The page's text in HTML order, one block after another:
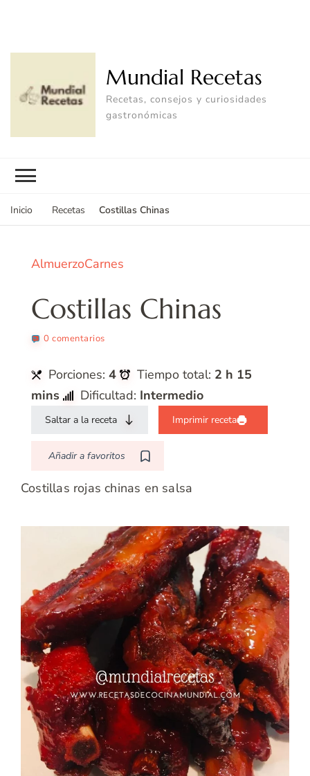
Mundial Recetas
Recetas, consejos y curiosidades
gastronómicas
Inicio Recetas Costillas Chinas
AlmuerzoCarnes
Costillas Chinas
0 comentarios
Porciones: 4 Tiempo total: 2 h 15
mins
Dificultad: Intermedio
Saltar a la receta Imprimir receta
Añadir a favoritos
Costillas rojas chinas en salsa